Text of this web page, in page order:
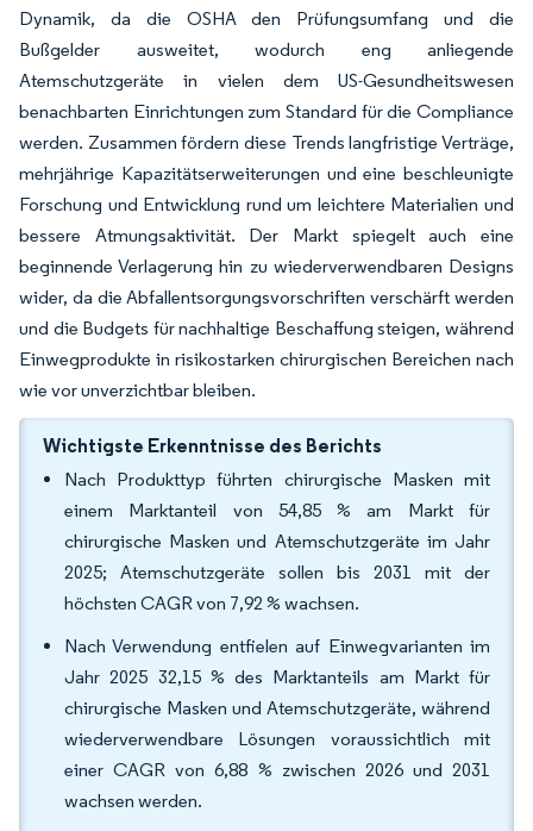
Dynamik, da die OSHA den Prüfungsumfang und die
Bußgelder ausweitet, wodurch eng anliegende
Atemschutzgeräte in vielen dem US-Gesundheitswesen
benachbarten Einrichtungen zum Standard für die Compliance
werden. Zusammen fördern diese Trends langfristige Verträge,
mehrjährige Kapazitätserweiterungen und eine beschleunigte
Forschung und Entwicklung rund um leichtere Materialien und
bessere Atmungsaktivität. Der Markt spiegelt auch eine
beginnende Verlagerung hin zu wiederverwendbaren Designs
wider, da die Abfallentsorgungsvorschriften verschärft werden
und die Budgets für nachhaltige Beschaffung steigen, während
Einwegprodukte in risikostarken chirurgischen Bereichen nach
wie vor unverzichtbar bleiben.
Wichtigste Erkenntnisse des Berichts
Nach Produkttyp führten chirurgische Masken mit
einem Marktanteil von 54,85 % am Markt für
chirurgische Masken und Atemschutzgeräte im Jahr
2025; Atemschutzgeräte sollen bis 2031 mit der
höchsten CAGR von 7,92 % wachsen.
Nach Verwendung entfielen auf Einwegvarianten im
Jahr 2025 32,15 % des Marktanteils am Markt für
chirurgische Masken und Atemschutzgeräte, während
wiederverwendbare Lösungen voraussichtlich mit
einer CAGR von 6,88 % zwischen 2026 und 2031
wachsen werden.